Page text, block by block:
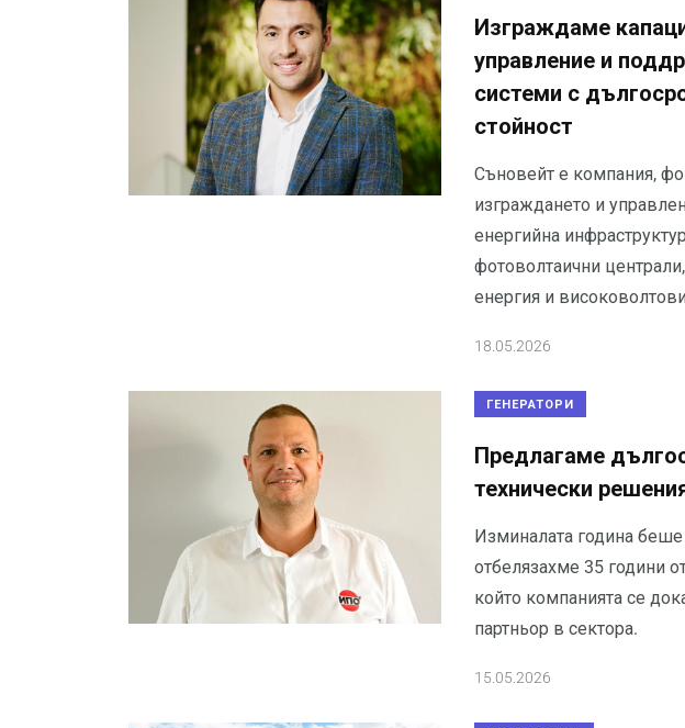
Изграждаме
управление и
системи с
стойност
Съновейт е компания,
изграждането и
енергийна
фотоволтаични
енергия и
18.05.2026
ГЕНЕРАТОРИ
Предлагаме
технически
Изминалата година
отбелязахме 35 години
който компанията се
партньор в сектора.
15.05.2026